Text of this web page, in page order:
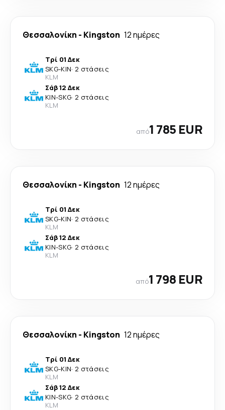
Θεσσαλονίκη - Kingston 12 ημέρες
Τρί 01 Δεκ
SKG-KIN· 2 στάσεις
KLM
Σάβ 12 Δεκ
KIN-SKG· 2 στάσεις
KLM
από1 785 EUR
Θεσσαλονίκη - Kingston 12 ημέρες
Τρί 01 Δεκ
SKG-KIN· 2 στάσεις
KLM
Σάβ 12 Δεκ
KIN-SKG· 2 στάσεις
KLM
από1 798 EUR
Θεσσαλονίκη - Kingston 12 ημέρες
Τρί 01 Δεκ
SKG-KIN· 2 στάσεις
KLM
Σάβ 12 Δεκ
KIN-SKG· 2 στάσεις
KLM